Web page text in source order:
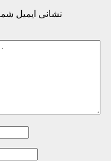
نشانی ایمیل